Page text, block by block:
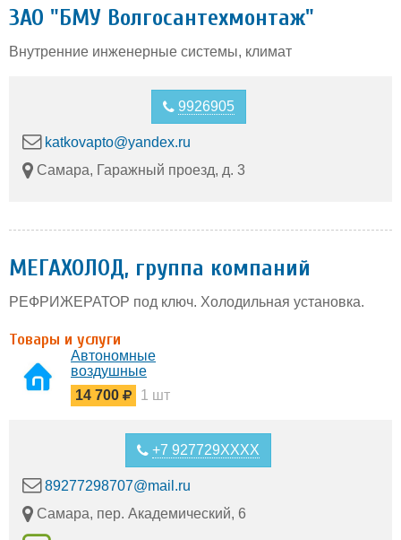
ЗАО "БМУ Волгосантехмонтаж"
Внутренние инженерные системы, климат
9926905
katkovapto@yandex.ru
Самара, Гаражный проезд, д. 3
МЕГАХОЛОД, группа компаний
РЕФРИЖЕРАТОР под ключ. Холодильная установка.
Товары и услуги
Автономные
воздушные
отопители салона.
Предпусковые
двигателя.
14 700 1 шт
+7 927729XXXX
89277298707@mail.ru
Самара, пер. Академический, 6